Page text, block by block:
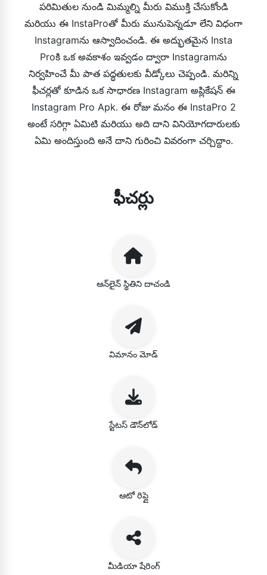
పరిమితుల నుండి మిమ్మల్ని మీరు విముక్తి చేసుకోండి
మరియు ఈ InstaProతో మీరు మునుపెన్నడూ లేని విధంగా
Instagramను ఆస్వాదించండి. ఈ అద్భుతమైన Insta
Proకి ఒక అవకాశం ఇవ్వడం ద్వారా Instagramను
నిర్వహించే మీ పాత పద్ధతులకు వీడ్కోలు చెప్పండి. మరిన్ని
ఫీచర్లతో కూడిన ఒక సాధారణ Instagram అప్లికేషన్ ఈ
Instagram Pro Apk. ఈ రోజు మనం ఈ InstaPro 2
అంటే సరిగ్గా ఏమిటి మరియు అది దాని వినియోగదారులకు
ఏమి అందిస్తుంది అనే దాని గురించి వివరంగా చర్చిద్దాం.
ఫీచర్లు
ఆన్‌లైన్ స్థితిని దాచండి
విమానం మోడ్
స్టేటస్ డౌన్‌లోడ్
ఆటో రిప్లై
మీడియా షేరింగ్